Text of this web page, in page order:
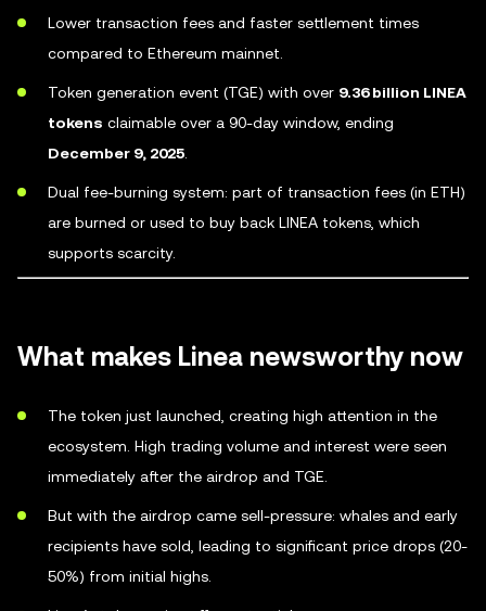
Lower transaction fees and faster settlement times
compared to Ethereum mainnet.
Token generation event (TGE) with over 9.36 billion LINEA
tokens claimable over a 90-day window, ending
December 9, 2025
Dual fee-burning system: part of transaction fees (in ETH)
are burned or used to buy back LINEA tokens, which
supports scarcity.
What makes Linea newsworthy now
The token just launched, creating high attention in the
ecosystem. High trading volume and interest were seen
immediately after the airdrop and TGE.
But with the airdrop came sell-pressure: whales and early
recipients have sold, leading to significant price drops (20-
50%) from initial highs.